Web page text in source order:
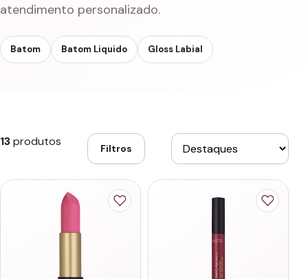
atendimento personalizado.
Batom Batom Liquido Gloss Labial
13produtos Filtros